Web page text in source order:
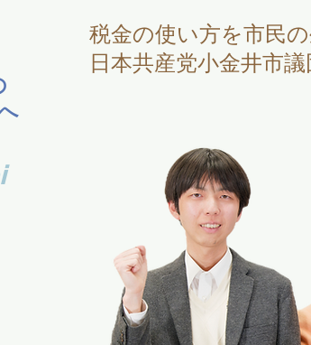
税金の使い方を市民
日本共産党小金井市議